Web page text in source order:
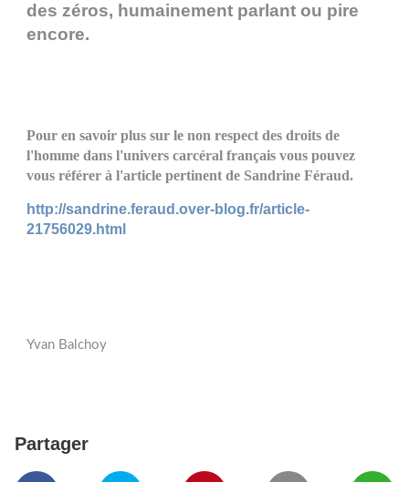
des zéros, humainement parlant ou pire
encore.
Pour en savoir plus sur le non respect des droits de
l'homme dans l'univers carcéral français vous pouvez
vous référer à l'article pertinent de Sandrine Féraud.
http://sandrine.feraud.over-blog.fr/article-
21756029.html
Yvan Balchoy
Partager